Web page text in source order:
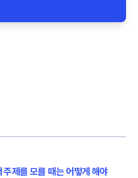
제를 모를 때는 어떻게 해야